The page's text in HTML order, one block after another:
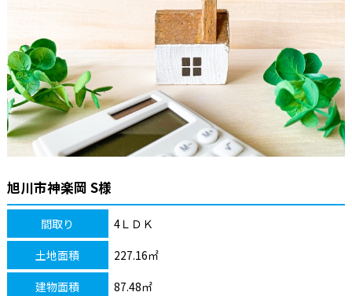
旭川市神楽岡 S様
間取り 4ＬＤＫ
土地面積 227.16㎡
建物面積 87.48㎡